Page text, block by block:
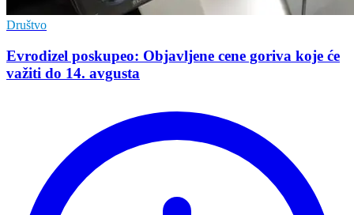
Društvo
Evrodizel poskupeo: Objavljene cene goriva koje će
važiti do 14. avgusta